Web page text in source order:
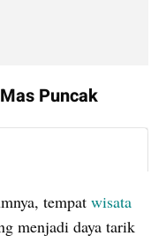
Puncak
tempat
menjadi daya tarik